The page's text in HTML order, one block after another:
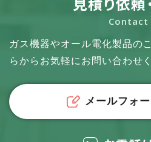
Contact
ガス機器やオール電化製品の
らからお気軽にお問い合わせ
メールフォ